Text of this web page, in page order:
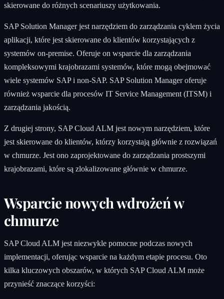
skierowane do różnych scenariuszy użytkowania.
SAP Solution Manager jest narzędziem do zarządzania cyklem życia
aplikacji, które jest skierowane do klientów korzystających z
systemów on-premise. Oferuje on wsparcie dla zarządzania
kompleksowymi krajobrazami systemów, które mogą obejmować
wiele systemów SAP i non-SAP. SAP Solution Manager oferuje
również wsparcie dla procesów IT Service Management (ITSM) i
zarządzania jakością.
Z drugiej strony, SAP Cloud ALM jest nowym narzędziem, które
jest skierowane do klientów, którzy korzystają głównie z rozwiązań
w chmurze. Jest ono zaprojektowane do zarządzania prostszymi
krajobrazami, które są zlokalizowane głównie w chmurze.
Wsparcie nowych wdrożeń w
chmurze
SAP Cloud ALM jest niezwykle pomocne podczas nowych
implementacji, oferując wsparcie na każdym etapie procesu. Oto
kilka kluczowych obszarów, w których SAP Cloud ALM może
przynieść znaczące korzyści: